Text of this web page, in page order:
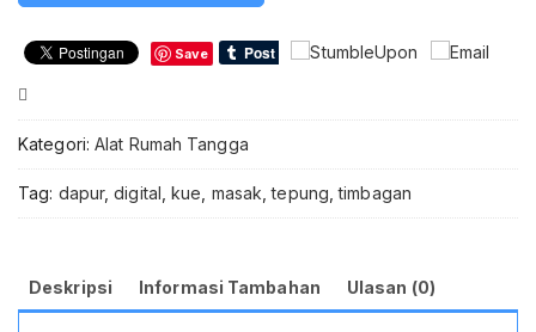
SF-
400
Kapasitas
10kg
Elektronik
Scale
Bahan
Save
Kategori: Alat Rumah Tangga
Tag: dapur,digital ,kue masak ,tepung ,timbagan
Deskripsi Informasi Tambahan Ulasan (0)